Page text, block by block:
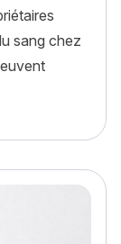
sang chez